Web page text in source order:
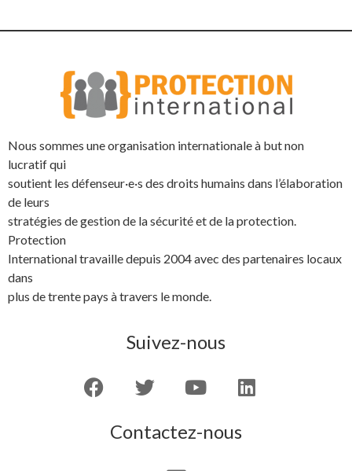
Nous sommes une organisation internationale à but non
lucratif qui
soutient les défenseur·e·s des droits humains dans l’élaboration
de leurs
stratégies de gestion de la sécurité et de la protection.
Protection
International travaille depuis 2004 avec des partenaires locaux
dans
plus de trente pays à travers le monde.
Suivez-nous
Contactez-nous